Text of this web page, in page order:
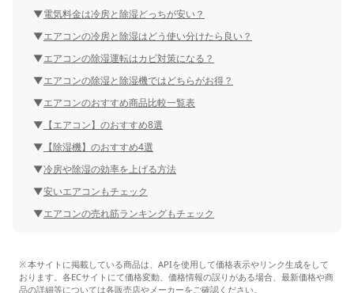
電気料金は冷房と除湿どっちが安い？
エアコンの冷房と除湿はどう使い分けたら良い？
エアコンの除湿運転はカビ対策になる？
エアコンの除湿と除湿機ではどちらがお得？
エアコンのおすすめ商品比較一覧表
【エアコン】のおすすめ8選
【除湿機】のおすすめ4選
冷房や除湿の効率を上げる方法
安いエアコンもチェック
エアコンの売れ筋ランキングもチェック
本サイトに掲載している商品は、APIを使用して価格表示やリンク生成をして
おります。各ECサイトにて価格変動、価格情報の誤りがある場合、最新価格や商
品の詳細等については各販売店やメーカーをご確認ください。